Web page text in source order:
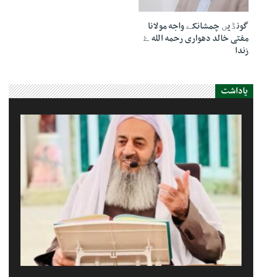
11 فوریه 2021
گونڈیں چمشانکے واجه مولانا
مفتی خالد دهواری رحمه الله ۓ
زندا
یاداشت